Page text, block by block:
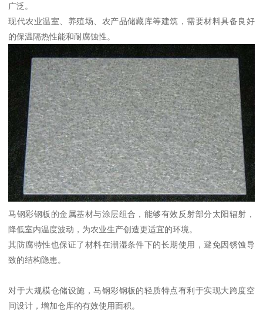
广泛。
现代农业温室、养殖场、农产品储藏库等建筑，需要材料具备良好
的保温隔热性能和耐腐蚀性。
马钢彩钢板的金属基材与涂层组合，能够有效反射部分太阳辐射，
降低室内温度波动，为农业生产创造更适宜的环境。
其防腐特性也保证了材料在潮湿条件下的长期使用，避免因锈蚀导
致的结构隐患。
对于大规模仓储设施，马钢彩钢板的轻质特点有利于实现大跨度空
间设计，增加仓库的有效使用面积。